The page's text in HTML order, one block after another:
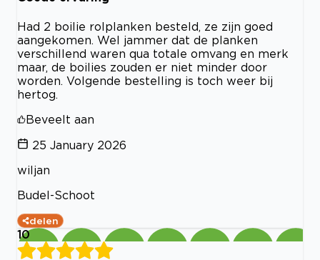
Had 2 boilie rolplanken besteld, ze zijn goed
aangekomen. Wel jammer dat de planken
verschillend waren qua totale omvang en merk
maar, de boilies zouden er niet minder door
worden. Volgende bestelling is toch weer bij
hertog.
Beveelt aan
25 January 2026
wiljan
Budel-Schoot
delen
10